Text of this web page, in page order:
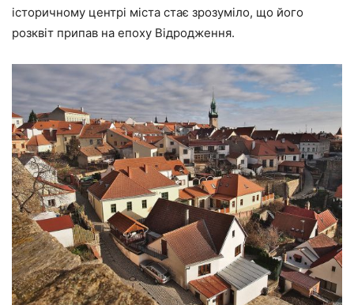
історичному центрі міста стає зрозуміло, що його
розквіт припав на епоху Відродження.